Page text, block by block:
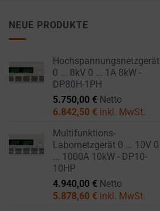
NEUE PRODUKTE
Hochspannungsnetzgerät
0 ... 8kV 0 ... 1A 8kW -
DP80H-1PH
5.750,00 € Netto
6.842,50 € inkl. MwSt.
Multifunktions-
Labornetzgerät 0 ... 10V 0
... 1000A 10kW - DP10-
10HP
4.940,00 € Netto
5.878,60 € inkl. MwSt.